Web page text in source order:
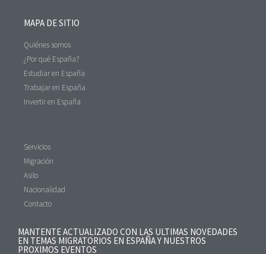
MAPA DE SITIO
Quiénes somos
¿Por qué España?
Estudiar en España
Trabajar en España
Invertir en España
Servicios
Migración
Asilo
Nacionalidad
Contacto
MANTENTE ACTUALIZADO CON LAS ULTIMAS NOVEDADES
EN TEMAS MIGRATORIOS EN ESPAÑA Y NUESTROS
PROXIMOS EVENTOS